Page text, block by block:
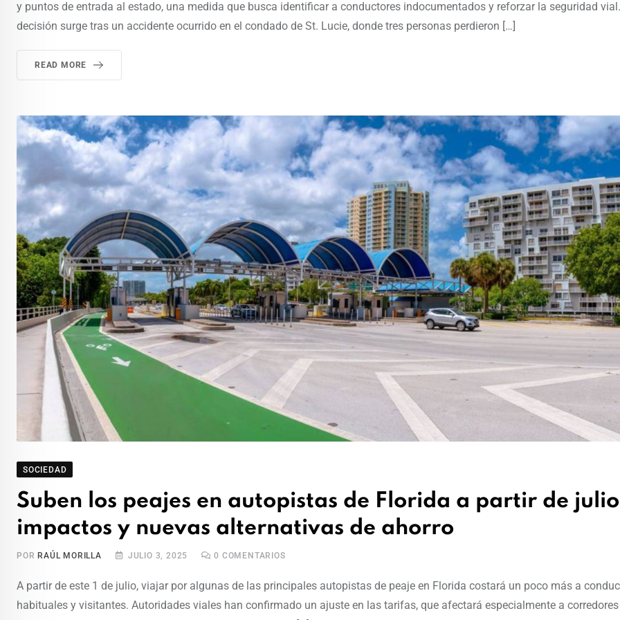
y puntos de entrada al estado, una medida que busca identificar a conductores indocumentados y reforzar la seguridad
decisión surge tras un accidente ocurrido en el condado de St. Lucie, donde tres personas perdieron […]
READ MORE
SOCIEDAD
Suben los peajes en autopistas de Florida a partir de
impactos y nuevas alternativas de ahorro
POR RAÚL MORILLA JULIO 3, 2025 0 COMENTARIOS
A partir de este 1 de julio, viajar por algunas de las principales autopistas de peaje en Florida costará un poco más a
habituales y visitantes. Autoridades viales han confirmado un ajuste en las tarifas, que afectará especialmente a